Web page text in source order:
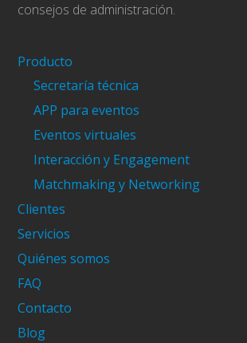
consejos de administración.
Producto
Secretaría técnica
APP para eventos
Eventos virtuales
Interacción y Engagement
Matchmaking y Networking
Clientes
Servicios
Quiénes somos
FAQ
Contacto
Blog